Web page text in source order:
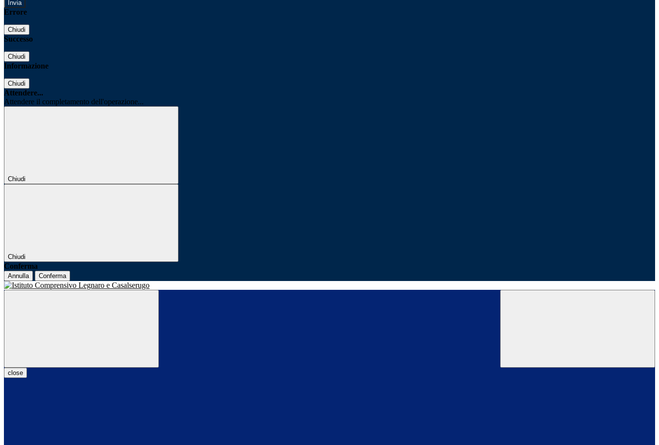
Errore
Chiudi
Successo
Chiudi
Informazione
Chiudi
Attendere...
Attendere il completamento dell'operazione...
Chiudi
Chiudi
Conferma
Annulla Conferma
close